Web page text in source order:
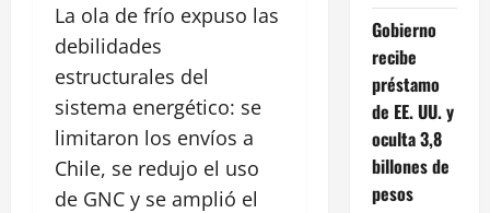
La ola de frío expuso las
debilidades
estructurales del
sistema energético: se
limitaron los envíos a
Chile, se redujo el uso
de GNC y se amplió el
Gobierno
recibe
préstamo
de EE. UU. y
oculta 3,8
billones de
pesos